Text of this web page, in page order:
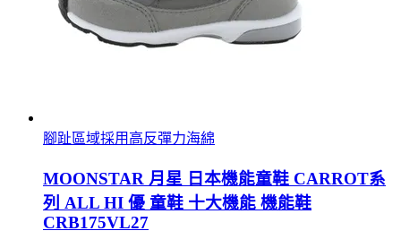
腳趾區域採用高反彈力海綿
MOONSTAR 月星 日本機能童鞋 CARROT系
列 ALL HI 優 童鞋 十大機能 機能鞋
CRB175VL27